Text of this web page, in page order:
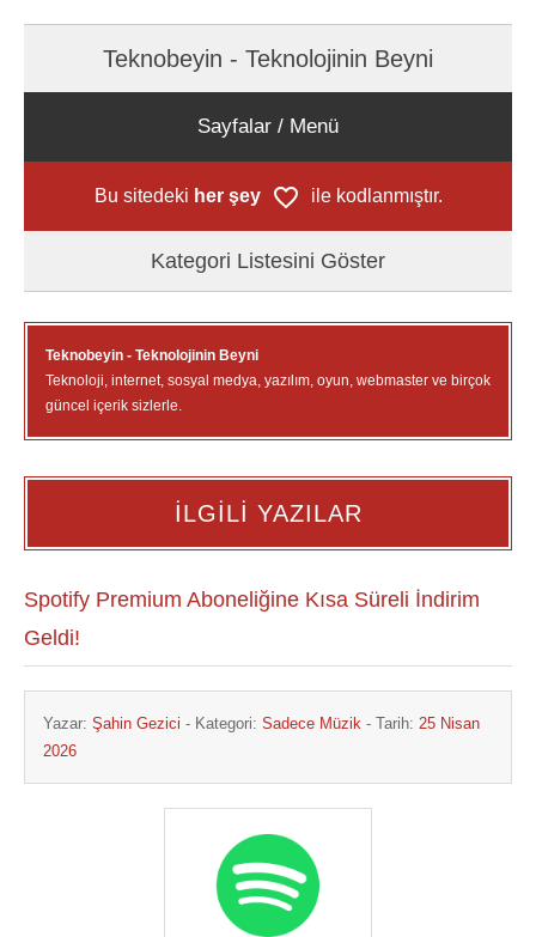
Teknobeyin - Teknolojinin Beyni
Sayfalar / Menü
Bu sitedeki her şey ile kodlanmıştır.
Kategori Listesini Göster
Teknobeyin - Teknolojinin Beyni
Teknoloji, internet, sosyal medya, yazılım, oyun, webmaster ve birçok
güncel içerik sizlerle.
İLGİLİ YAZILAR
Spotify Premium Aboneliğine Kısa Süreli İndirim
Geldi!
Yazar: Şahin Gezici - Kategori: Sadece Müzik - Tarih: 25 Nisan
2026